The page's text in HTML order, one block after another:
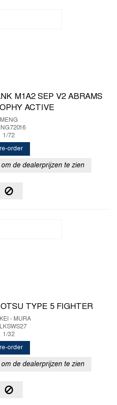
M1A2 SEP V2 ABRAMS
ACTIVE
MENG
1/72
order
de dealerprijzen te zien
TYPE 5 FIGHTER
- MURA
1/32
order
de dealerprijzen te zien